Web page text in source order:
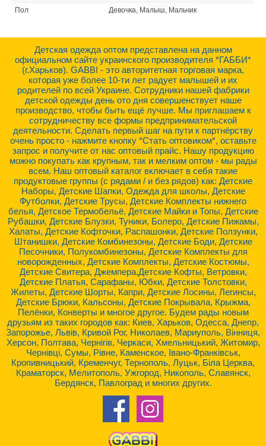
Пол
Девочка, Малыш, Мальчик
Детская одежда оптом представлена на данном
официальном сайте украинского производителя *ГАББИ*
(г.Харьков). GABBI - это авторитетная торговая марка,
которая уже более 10-ти лет радует малышей и их
родителей по всей Украине. Сотрудники нашей фабрики
детской одежды день ото дня совершенствует наше
производство, чтобы быть ещё лучше. Мы приглашаем к
сотрудничеству все формы предпринимательской
деятельности. Сделать первый шаг на пути к партнёрству
очень просто - нажмите кнопку *Стать оптовиком*, оставьте
запрос и получите от нас оптовый прайс. Нашу продукцию
можно покупать как крупным, так и мелким оптом - мы рады
всем. Наш оптовый каталог включает в себя такие
продуктовые группы (с рядами / и без рядов) как: Детские
Наборы, Детские Шапки, Одежда для школы, Детские
Футболки, Детские Трусы, Детские Комплекты нижнего
белья, Детское Термобельё, Детские Майки и Топы, Детские
Рубашки, Детские Блузки, Туники, Болеро, Детские Пижамы,
Халаты, Детские Кофточки, Распашонки, Детские Ползунки,
Штанишки, Детские Комбинезоны, Детские Боди, Детские
Песочники, Полукомбинезоны, Детские Комплекты для
новорожденных, Детские Комплекты, Детские Костюмы,
Детские Свитера, Джемпера,Детские Кофты, Ветровки,
Детские Платья, Сарафаны, Юбки, Детские Толстовки,
Жилеты, Детские Шорты, Капри, Детские Лосины, Легинсы,
Детские Брюки, Кальсоны, Детские Покрывала, Крыжма,
Пелёнки, Конверты и многое другое. Будем рады новым
друзьям из таких городов как: Киев, Харьков, Одесса, Днепр,
Запорожье, Львів, Кривой Рог, Николаев, Мариуполь, Вінниця,
Херсон, Полтава, Чернігів, Черкаси, Хмельницький, Житомир,
Чернівці, Сумы, Рівне, Каменское, Івано-Франківськ,
Кропивницький, Кременчуг, Тернополь, Луцьк, Біла Церква,
Краматорск, Мелитополь, Ужгород, Никополь, Славянск,
Бердянск, Павлоград и многих других.